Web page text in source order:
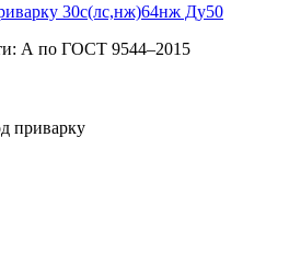
30с(лс,нж)64нж Ду50
А по ГОСТ 9544–2015
приварку